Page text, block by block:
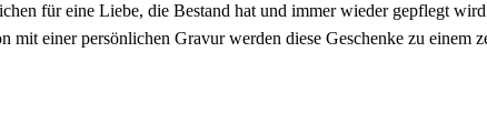
für eine Liebe, die Bestand hat und immer wieder gepflegt
einer persönlichen Gravur werden diese Geschenke zu einem